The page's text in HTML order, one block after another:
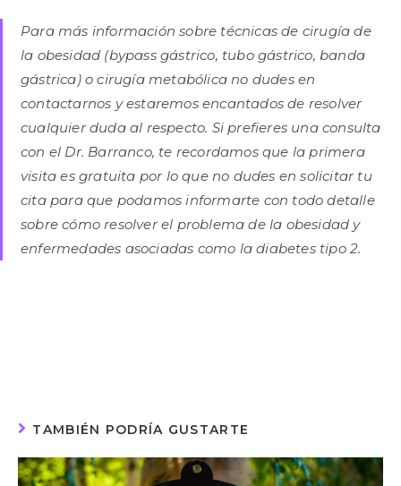
Para más información sobre técnicas de cirugía de
la obesidad (bypass gástrico, tubo gástrico, banda
gástrica) o cirugía metabólica no dudes en
contactarnos y estaremos encantados de resolver
cualquier duda al respecto. Si prefieres una consulta
con el Dr. Barranco, te recordamos que la primera
visita es gratuita por lo que no dudes en solicitar tu
cita para que podamos informarte con todo detalle
sobre cómo resolver el problema de la obesidad y
enfermedades asociadas como la diabetes tipo 2.
TAMBIÉN PODRÍA GUSTARTE